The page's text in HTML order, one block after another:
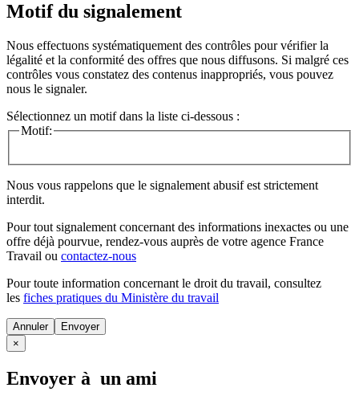
Motif du signalement
Nous effectuons systématiquement des contrôles pour vérifier la
légalité et la conformité des offres que nous diffusons. Si malgré ces
contrôles vous constatez des contenus inappropriés, vous pouvez
nous le signaler.
Sélectionnez un motif dans la liste ci-dessous :
Motif:
Nous vous rappelons que le signalement abusif est strictement
interdit.
Pour tout signalement concernant des informations inexactes ou une
offre déjà pourvue, rendez-vous auprès de votre agence France
Travail ou contactez-nous
Pour toute information concernant le droit du travail, consultez
les fiches pratiques du Ministère du travail
Annuler
×
Envoyer à un ami